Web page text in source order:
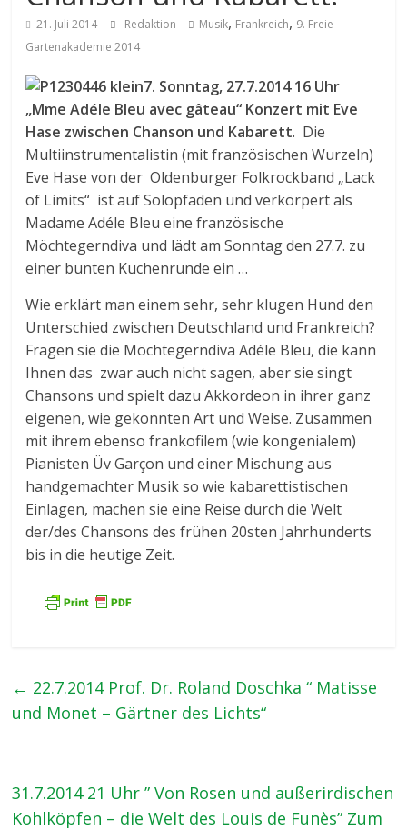
21. Juli 2014 Redaktion Musik, Frankreich, 9. Freie
Gartenakademie 2014
7. Sonntag, 27.7.2014 16 Uhr
„Mme Adéle Bleu avec gâteau“ Konzert mit Eve
Hase zwischen Chanson und Kabarett. Die
Multiinstrumentalistin (mit französischen Wurzeln)
Eve Hase von der Oldenburger Folkrockband „Lack
of Limits“ ist auf Solopfaden und verkörpert als
Madame Adéle Bleu eine französische
Möchtegerndiva und lädt am Sonntag den 27.7. zu
einer bunten Kuchenrunde ein …
Wie erklärt man einem sehr, sehr klugen Hund den
Unterschied zwischen Deutschland und Frankreich?
Fragen sie die Möchtegerndiva Adéle Bleu, die kann
Ihnen das zwar auch nicht sagen, aber sie singt
Chansons und spielt dazu Akkordeon in ihrer ganz
eigenen, wie gekonnten Art und Weise. Zusammen
mit ihrem ebenso frankofilem (wie kongenialem)
Pianisten Üv Garçon und einer Mischung aus
handgemachter Musik so wie kabarettistischen
Einlagen, machen sie eine Reise durch die Welt
der/des Chansons des frühen 20sten Jahrhunderts
bis in die heutige Zeit.
← 22.7.2014 Prof. Dr. Roland Doschka “ Matisse
und Monet – Gärtner des Lichts“
31.7.2014 21 Uhr ” Von Rosen und außerirdischen
Kohlköpfen – die Welt des Louis de Funès” Zum